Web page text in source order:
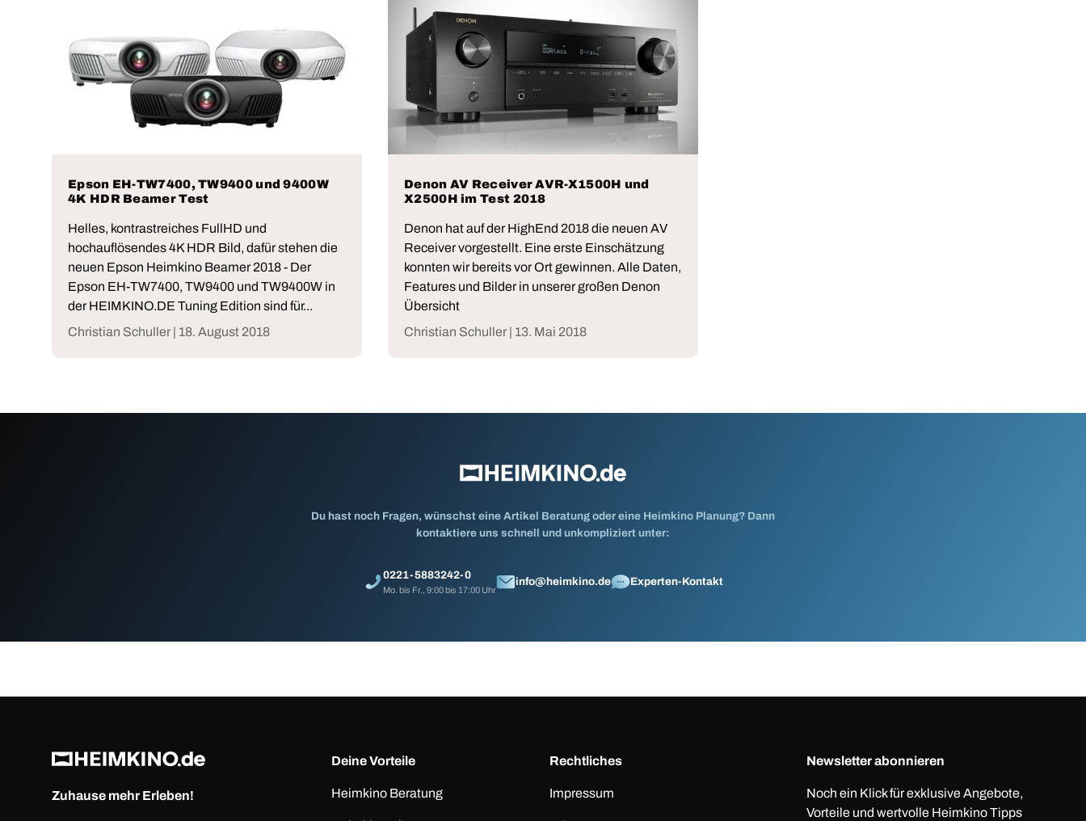
Epson EH-TW7400, TW9400 und 9400W
4K HDR Beamer Test
Helles, kontrastreiches FullHD und
hochauflösendes 4K HDR Bild, dafür stehen die
neuen Epson Heimkino Beamer 2018 - Der
Epson EH-TW7400, TW9400 und TW9400W in
der HEIMKINO.DE Tuning Edition sind für...
Christian Schuller | 18. August 2018
Denon AV Receiver AVR-X1500H und
X2500H im Test 2018
Denon hat auf der HighEnd 2018 die neuen AV
Receiver vorgestellt. Eine erste Einschätzung
konnten wir bereits vor Ort gewinnen. Alle Daten,
Features und Bilder in unserer großen Denon
Übersicht
Christian Schuller | 13. Mai 2018
Du hast noch Fragen, wünschst eine Artikel Beratung oder eine Heimkino Planung? Dann
kontaktiere uns schnell und unkompliziert unter:
0221-5883242-0
Mo. bis Fr., 9:00 bis 17:00 Uhr
info@heimkino.de Experten-Kontakt
Zuhause mehr Erleben!
Deine Vorteile
Heimkino Beratung
Rechtliches
Impressum
Newsletter abonnieren
Noch ein Klick für exklusive Angebote,
Vorteile und wertvolle Heimkino Tipps